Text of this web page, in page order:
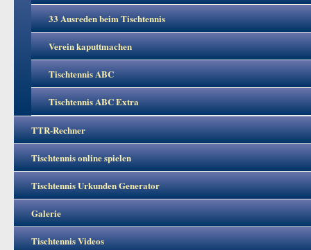
33 Ausreden beim Tischtennis
Verein kaputtmachen
Tischtennis ABC
Tischtennis ABC Extra
TTR-Rechner
Tischtennis online spielen
Tischtennis Urkunden Generator
Galerie
Tischtennis Videos